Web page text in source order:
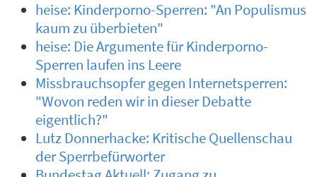
heise: Kinderporno-Sperren: "An Populismus
kaum zu überbieten"
heise: Die Argumente für Kinderporno-
Sperren laufen ins Leere
Missbrauchsopfer gegen Internetsperren:
"Wovon reden wir in dieser Debatte
eigentlich?"
Lutz Donnerhacke: Kritische Quellenschau
der Sperrbefürworter